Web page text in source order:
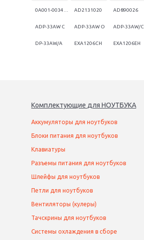
AD2131020 AD890026
ADP-33AW C ADP-33AW O ADP-33AW/C
DP-33AW/A EXA1206CH EXA1206EH
Комплектующие для НОУТБУКА
Аккумуляторы для ноутбуков
Блоки питания для ноутбуков
Клавиатуры
Разъемы питания для ноутбуков
Шлейфы для ноутбуков
Петли для ноутбуков
Вентиляторы (кулеры)
Тачскрины для ноутбуков
Системы охлаждения в сборе